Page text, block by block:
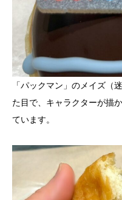
「パックマン」のメイズ（
た目で、キャラクターが描
ています。